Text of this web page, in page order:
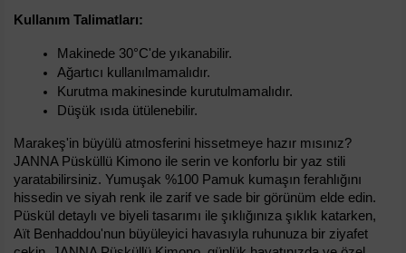
Kullanım Talimatları:
Makinede 30°C'de yıkanabilir.
Ağartıcı kullanılmamalıdır.
Kurutma makinesinde kurutulmamalıdır.
Düşük ısıda ütülenebilir.
Marakeş'in büyülü atmosferini hissetmeye hazır mısınız?
JANNA Püsküllü Kimono ile serin ve konforlu bir yaz stili
yaratabilirsiniz. Yumuşak %100 Pamuk kumaşın ferahlığını
hissedin ve siyah renk ile zarif ve sade bir görünüm elde edin.
Püskül detaylı ve biyeli tasarımı ile şıklığınıza şıklık katarken,
Aït Benhaddou'nun büyüleyici havasıyla ruhunuza bir ziyafet